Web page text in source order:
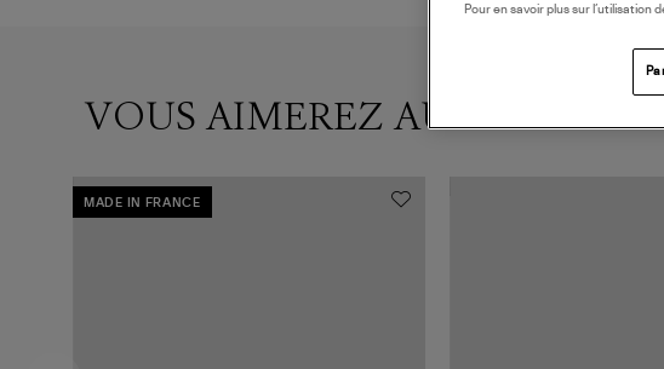
VOUS AIMEREZ AUSSI
MADE IN FRANCE
Pour en savoir plus sur l’utilisation